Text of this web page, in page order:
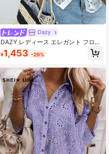
Dazy
DAZY レディース エレガント フロー
ラルプリント ブラウス、春/夏 長袖
¥1,453 -29%